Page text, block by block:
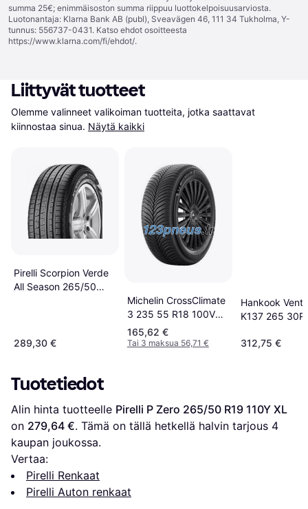
summa 25€; enimmäisoston summa riippuu luottokelpoisuusarviosta.
Luotonantaja: Klarna Bank AB (publ), Sveavägen 46, 111 34 Tukholma, Y-
tunnus: 556737-0431. Katso ehdot osoitteesta
https://www.klarna.com/fi/ehdot/.
Liittyvät tuotteet
Olemme valinneet valikoiman tuotteita, jotka saattavat
kiinnostaa sinua. Näytä kaikki
Pirelli Scorpion Verde
All Season 265/50
289,30 €
Michelin CrossClimate
3 235 55 R18 100V
Tire
165,62 €
Tai 3 maksua 56,71 €
Hankook
K137 265
312,75 €
Tuotetiedot
Alin hinta tuotteelle Pirelli P Zero 265/50 R19 110Y XL
on 279,64 €. Tämä on tällä hetkellä halvin tarjous 4
kaupan joukossa.
Vertaa:
Pirelli Renkaat
Pirelli Auton renkaat